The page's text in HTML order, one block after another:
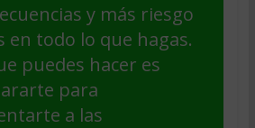
y más riesgo
en todo lo que hagas.
puedes hacer es
para
a las